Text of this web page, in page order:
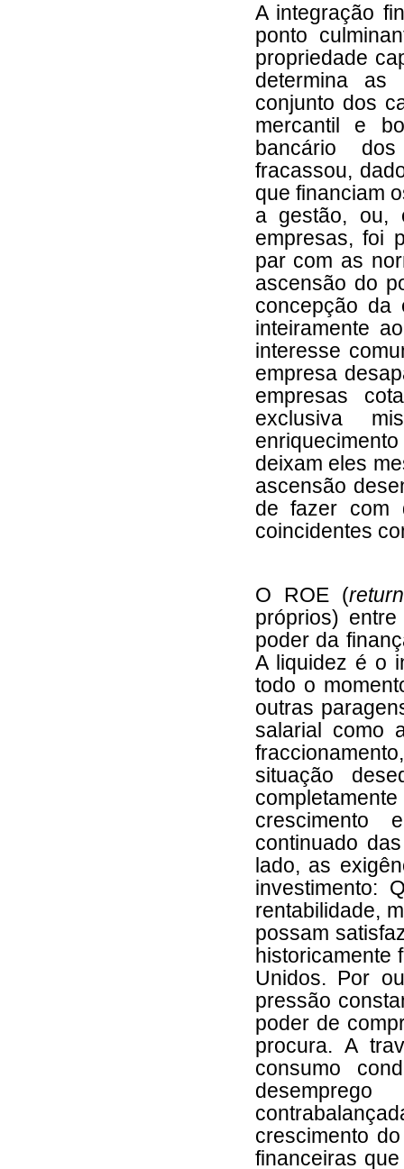
A integração
ponto
propriedade
determina as
conjunto dos
mercantil e
bancário
fracassou,
que financiam
a gestão, ou,
empresas, foi
par com as
ascensão do
concepção da
inteiramente
interesse
empresa
empresas
exclusiva
deixam eles
ascensão
de fazer com
coincidentes
O ROE (
próprios)
poder da
A liquidez é o
todo o
outras
salarial como
situação
crescimento
continuado
lado, as
investimento:
rentabilidade,
possam
historicamente
Unidos. Por
pressão
poder de
procura. A
consumo
crescimento
financeiras